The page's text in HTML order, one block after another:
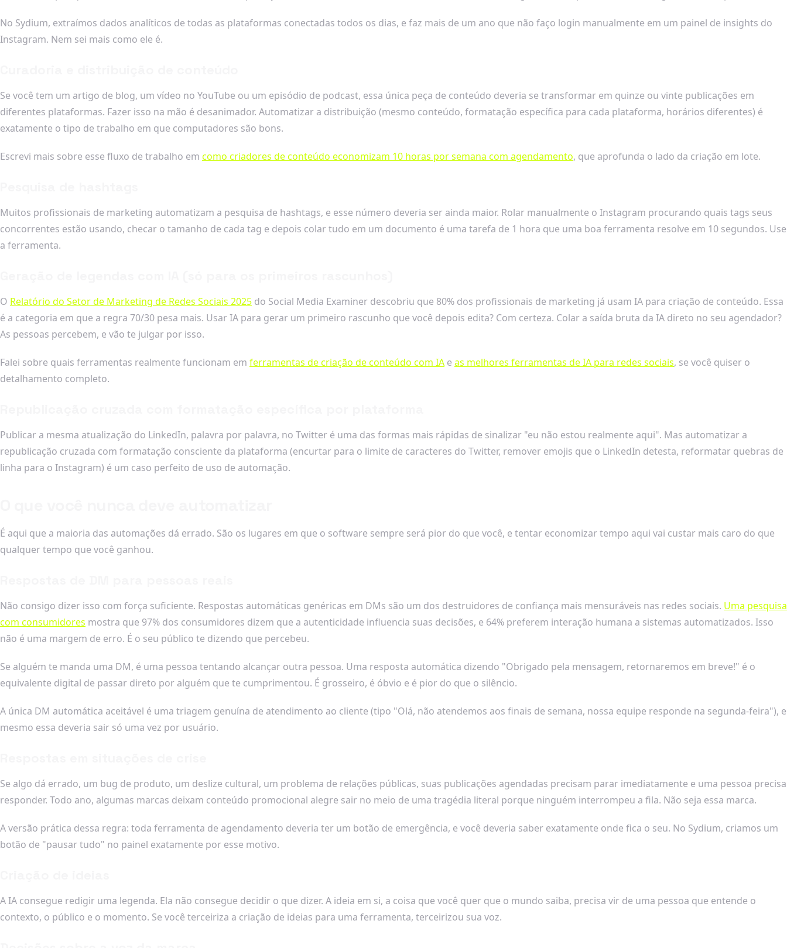
No Sydium, extraímos dados analíticos de todas as plataformas conectadas todos os dias, e faz mais de um ano que não faço login manualmente em um painel de insights do
Instagram. Nem sei mais como ele é.
Se você tem um artigo de blog, um vídeo no YouTube ou um episódio de podcast, essa única peça de conteúdo deveria se transformar em quinze ou vinte publicações em
diferentes plataformas. Fazer isso na mão é desanimador. Automatizar a distribuição (mesmo conteúdo, formatação específica para cada plataforma, horários diferentes) é
exatamente o tipo de trabalho em que computadores são bons.
Escrevi mais sobre esse fluxo de trabalho em como criadores de conteúdo economizam 10 horas por semana com agendamento, que aprofunda o lado da criação em lote.
Muitos profissionais de marketing automatizam a pesquisa de hashtags, e esse número deveria ser ainda maior. Rolar manualmente o Instagram procurando quais tags seus
concorrentes estão usando, checar o tamanho de cada tag e depois colar tudo em um documento é uma tarefa de 1 hora que uma boa ferramenta resolve em 10 segundos. Use
a ferramenta.
O Relatório do Setor de Marketing de Redes Sociais 2025 do Social Media Examiner descobriu que 80% dos profissionais de marketing já usam IA para criação de conteúdo. Essa
é a categoria em que a regra 70/30 pesa mais. Usar IA para gerar um primeiro rascunho que você depois edita? Com certeza. Colar a saída bruta da IA direto no seu agendador?
As pessoas percebem, e vão te julgar por isso.
Falei sobre quais ferramentas realmente funcionam em ferramentas de criação de conteúdo com IA e as melhores ferramentas de IA para redes sociais, se você quiser o
detalhamento completo.
Publicar a mesma atualização do LinkedIn, palavra por palavra, no Twitter é uma das formas mais rápidas de sinalizar "eu não estou realmente aqui". Mas automatizar a
republicação cruzada com formatação consciente da plataforma (encurtar para o limite de caracteres do Twitter, remover emojis que o LinkedIn detesta, reformatar quebras de
linha para o Instagram) é um caso perfeito de uso de automação.
É aqui que a maioria das automações dá errado. São os lugares em que o software sempre será pior do que você, e tentar economizar tempo aqui vai custar mais caro do que
qualquer tempo que você ganhou.
Não consigo dizer isso com força suficiente. Respostas automáticas genéricas em DMs são um dos destruidores de confiança mais mensuráveis nas redes sociais. Uma pesquisa
com consumidores mostra que 97% dos consumidores dizem que a autenticidade influencia suas decisões, e 64% preferem interação humana a sistemas automatizados. Isso
não é uma margem de erro. É o seu público te dizendo que percebeu.
Se alguém te manda uma DM, é uma pessoa tentando alcançar outra pessoa. Uma resposta automática dizendo "Obrigado pela mensagem, retornaremos em breve!" é o
equivalente digital de passar direto por alguém que te cumprimentou. É grosseiro, é óbvio e é pior do que o silêncio.
A única DM automática aceitável é uma triagem genuína de atendimento ao cliente (tipo "Olá, não atendemos aos finais de semana, nossa equipe responde na segunda-feira"), e
mesmo essa deveria sair só uma vez por usuário.
Se algo dá errado, um bug de produto, um deslize cultural, um problema de relações públicas, suas publicações agendadas precisam parar imediatamente e uma pessoa precisa
responder. Todo ano, algumas marcas deixam conteúdo promocional alegre sair no meio de uma tragédia literal porque ninguém interrompeu a fila. Não seja essa marca.
A versão prática dessa regra: toda ferramenta de agendamento deveria ter um botão de emergência, e você deveria saber exatamente onde fica o seu. No Sydium, criamos um
botão de "pausar tudo" no painel exatamente por esse motivo.
A IA consegue redigir uma legenda. Ela não consegue decidir o que dizer. A ideia em si, a coisa que você quer que o mundo saiba, precisa vir de uma pessoa que entende o
contexto, o público e o momento. Se você terceiriza a criação de ideias para uma ferramenta, terceirizou sua voz.